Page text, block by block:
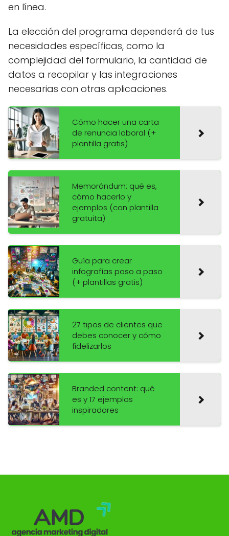
en línea.
La elección del programa dependerá de tus
necesidades específicas, como la
complejidad del formulario, la cantidad de
datos a recopilar y las integraciones
necesarias con otras aplicaciones.
Cómo hacer una carta
de renuncia laboral (+
plantilla gratis)
Memorándum: qué es,
cómo hacerlo y
ejemplos (con plantilla
gratuita)
Guía para crear
infografías paso a paso
(+ plantillas gratis)
27 tipos de clientes que
debes conocer y cómo
fidelizarlos
Branded content: qué
es y 17 ejemplos
inspiradores